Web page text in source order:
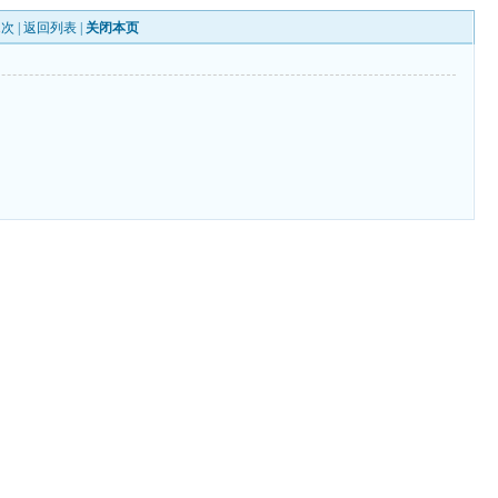
次 |返回列表 关闭本页